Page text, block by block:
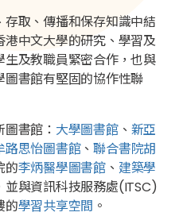
取、傳播和保存知識中結
中文大學的研究、學習及
及教職員緊密合作，也與
書館有堅固的協作性聯
書館： 大學圖書館、 新亞
路思怡圖書館、聯合書院胡
的李炳醫學圖書館、 建築學
並與資訊科技服務處(ITSC)
的學習共享空間 。